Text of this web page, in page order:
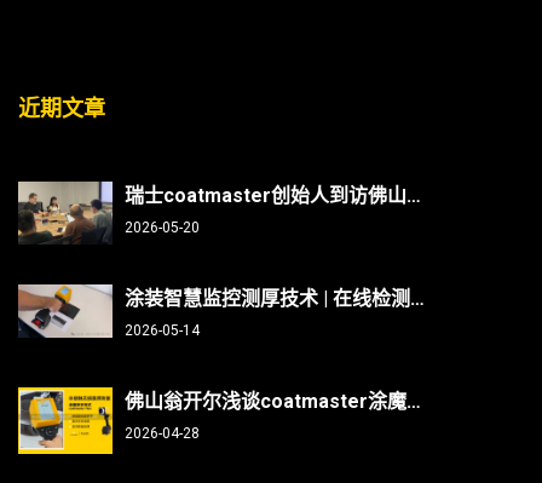
近期文章
瑞士coatmaster创始人到访佛山翁开尔：非接触测厚技术能否破解涂装行业“效率与精度”难题？
2026-05-20
涂装智慧监控测厚技术 | 在线检测、非接触无损、防呆、不限底材
2026-05-14
佛山翁开尔浅谈coatmaster涂魔师测曲面/焊缝/内部，复杂部件涂层测厚不再难
2026-04-28